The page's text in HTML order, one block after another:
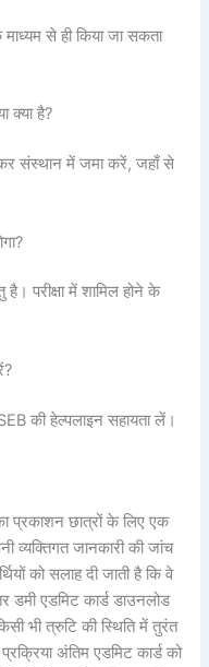
से ही किया जा सकता
क्या है?
संस्थान में जमा करें, जहाँ से
है। परीक्षा में शामिल होने के
की हेल्पलाइन सहायता लें।
प्रकाशन छात्रों के लिए एक
व्यक्तिगत जानकारी की जांच
को सलाह दी जाती है कि वे
डमी एडमिट कार्ड डाउनलोड
भी त्रुटि की स्थिति में तुरंत
अंतिम एडमिट कार्ड को